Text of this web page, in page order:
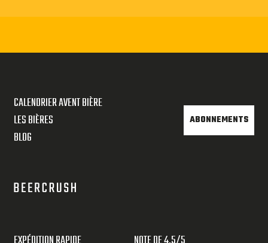
CALENDRIER AVENT BIÈRE
LES BIÈRES
BLOG
ABONNEMENTS